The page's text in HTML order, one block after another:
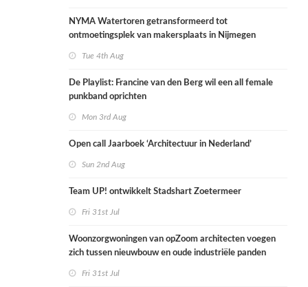
NYMA Watertoren getransformeerd tot
ontmoetingsplek van makersplaats in Nijmegen
Tue 4th Aug
De Playlist: Francine van den Berg wil een all female
punkband oprichten
Mon 3rd Aug
Open call Jaarboek ‘Architectuur in Nederland’
Sun 2nd Aug
Team UP! ontwikkelt Stadshart Zoetermeer
Fri 31st Jul
Woonzorgwoningen van opZoom architecten voegen
zich tussen nieuwbouw en oude industriële panden
Fri 31st Jul